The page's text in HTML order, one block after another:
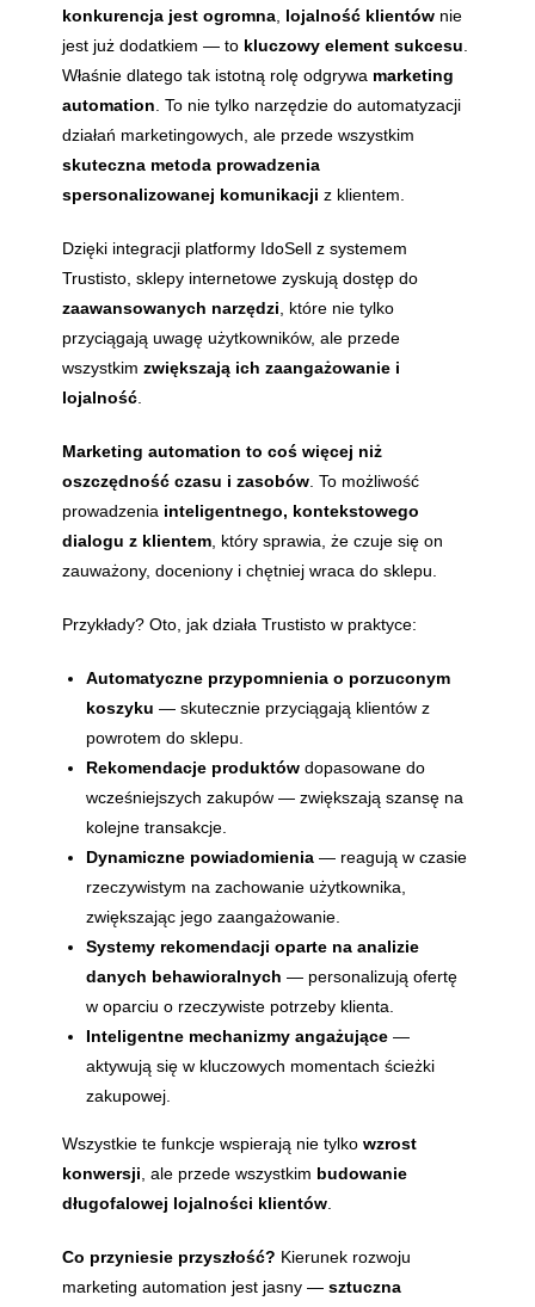
konkurencja jest ogromna lojalność klientów nie
jest już dodatkiem — to kluczowy element sukcesu
Właśnie dlatego tak istotną rolę odgrywa marketing
automation . To nie tylko narzędzie do automatyzacji
działań marketingowych, ale przede wszystkim
skuteczna metoda prowadzenia
spersonalizowanej komunikacji z klientem.
Dzięki integracji platformy IdoSell z systemem
Trustisto, sklepy internetowe zyskują dostęp do
zaawansowanych narzędzi , które nie tylko
przyciągają uwagę użytkowników, ale przede
wszystkimzwiększają ich zaangażowanie i
lojalność
Marketing automation to coś więcej niż
oszczędność czasu i zasobów . To możliwość
prowadzenia inteligentnego, kontekstowego
dialogu z klientem , który sprawia, że czuje się on
zauważony, doceniony i chętniej wraca do sklepu.
Przykłady? Oto, jak działa Trustisto w praktyce:
Automatyczne przypomnienia o porzuconym
koszyku — skutecznie przyciągają klientów z
powrotem do sklepu.
Rekomendacje produktów dopasowane do
wcześniejszych zakupów — zwiększają szansę na
kolejne transakcje.
Dynamiczne powiadomienia — reagują w czasie
rzeczywistym na zachowanie użytkownika,
zwiększając jego zaangażowanie.
Systemy rekomendacji oparte na analizie
danych behawioralnych — personalizują ofertę
w oparciu o rzeczywiste potrzeby klienta.
Inteligentne mechanizmy angażujące —
aktywują się w kluczowych momentach ścieżki
zakupowej.
Wszystkie te funkcje wspierają nie tylkowzrost
konwersji , ale przede wszystkim budowanie
długofalowej lojalności klientów
Co przyniesie przyszłość? Kierunek rozwoju
marketing automation jest jasny —sztuczna